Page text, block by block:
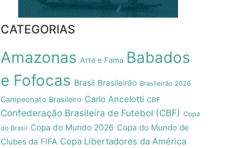
CATEGORIAS
Amazonas Arte e Fama Babados
e Fofocas Brasil Brasileirão Brasileirão 2026
Campeonato Brasileiro Carlo Ancelotti CBF
Confederação Brasileira de Futebol (CBF) Copa
do Brasil Copa do Mundo 2026 Copa do Mundo de
Clubes da FIFA Copa Libertadores da América